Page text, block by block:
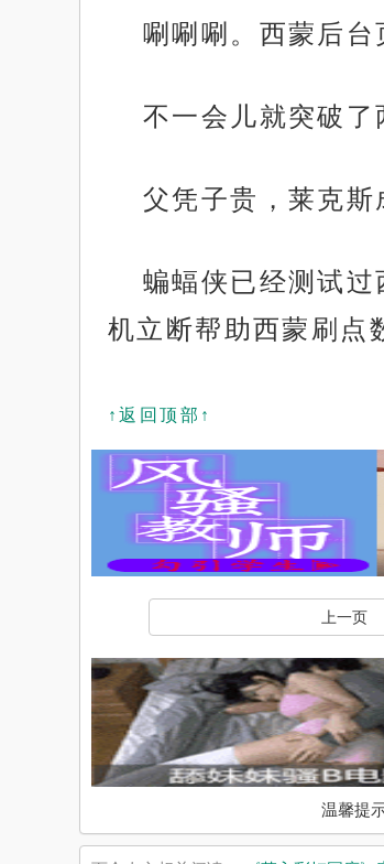
唰唰唰。西蒙后台
不一会儿就突破了
父凭子贵，莱克斯
蝙蝠侠已经测试
机立断帮助西蒙刷点
↑返回顶部↑
上一页
温馨提